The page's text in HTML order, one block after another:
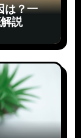
は？一
説